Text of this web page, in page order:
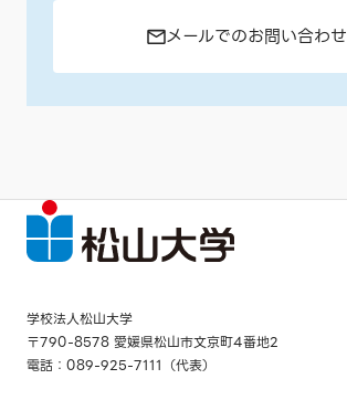
メールでのお問い合わせ
学校法人松山大学
〒790-8578 愛媛県松山市文京町4番地2
電話：089-925-7111（代表）